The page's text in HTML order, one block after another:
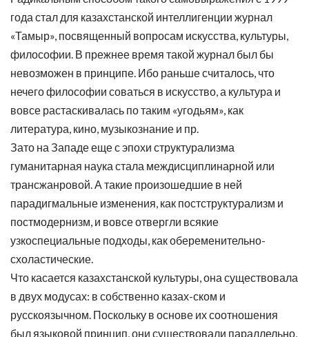
года стал для казахстанской интеллигенции журнал
«Тамыр», посвященный вопросам искусства, культуры,
философии. В прежнее время такой журнал был бы
невозможен в принципе. Ибо раньше считалось, что
нечего философии соваться в искусство, а культура и
вовсе растаскивалась по таким «угодьям», как
литература, кино, музыкознание и пр.
Зато на Западе еще с эпохи структурализма
гуманитарная наука стала междисциплинарной или
трансжанровой. А такие произошедшие в ней
парадигмальные изменения, как постструктурализм и
постмодернизм, и вовсе отвергли всякие
узкоспециальные подходы, как обеременительно-
схоластические.
Что касается казахстанской культуры, она существовала
в двух модусах: в собственно казах-ском и
русскоязычном. Поскольку в основе их соотношения
был языковой принцип, они существовали параллельно,